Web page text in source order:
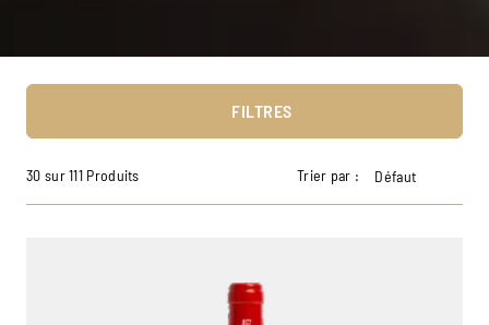
FILTRES
30 sur 111 Produits Trier par : Défaut